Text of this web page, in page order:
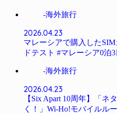
-海外旅行
2026.04.23
マレーシアで購入した
ドテスト #マレーシア0泊3
-海外旅行
2026.04.23
【Six Apart 10周年】「ネ
く！」Wi-Ho!モバイルル